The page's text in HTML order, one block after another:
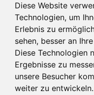
Diese Website
Technologien, um
Erlebnis zu
sehen, besser an
Diese Technologien
Ergebnisse zu
unsere Besucher
weiter zu entwickeln.